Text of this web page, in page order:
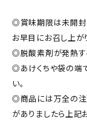
◎賞味期限は未開封
お早目にお召し上が
◎脱酸素剤が発熱す
◎あけくちや袋の端
い。
◎商品には万全の注
がありましたら上記